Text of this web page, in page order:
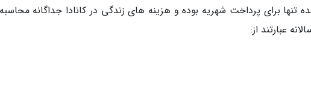
تنها برای پرداخت شهریه بوده و هزینه های زندگی در کانادا جداگانه
عبارتند از: